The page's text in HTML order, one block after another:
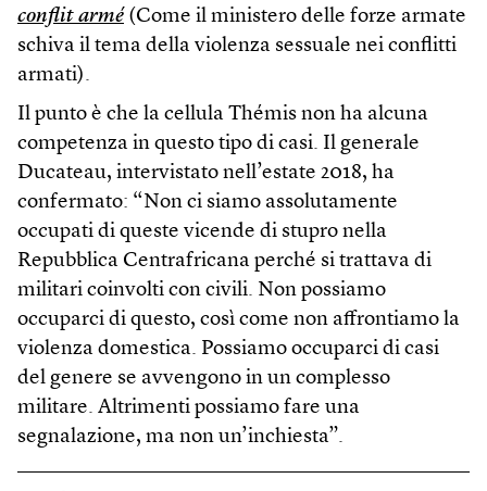
conflit armé (Come il ministero delle forze armate
schiva il tema della violenza sessuale nei conflitti
armati).
Il punto è che la cellula Thémis non ha alcuna
competenza in questo tipo di casi. Il generale
Ducateau, intervistato nell’estate 2018, ha
confermato: “Non ci siamo assolutamente
occupati di queste vicende di stupro nella
Repubblica Centrafricana perché si trattava di
militari coinvolti con civili. Non possiamo
occuparci di questo, così come non affrontiamo la
violenza domestica. Possiamo occuparci di casi
del genere se avvengono in un complesso
militare. Altrimenti possiamo fare una
segnalazione, ma non un’inchiesta”.